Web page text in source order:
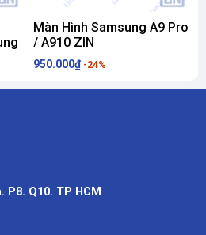
Màn Hình Samsung A9 Pro
/ A910 ZIN
950.000₫ -24%
P8. Q10. TP HCM